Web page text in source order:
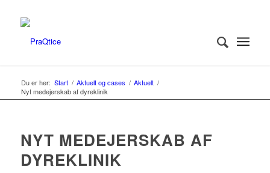
Du er her: Start / Aktuelt og cases / Aktuelt /
Nyt medejerskab af dyreklinik
NYT MEDEJERSKAB AF
DYREKLINIK